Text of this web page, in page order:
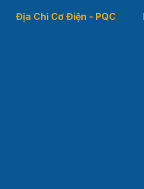
Địa Chỉ Cơ Điện - PQC